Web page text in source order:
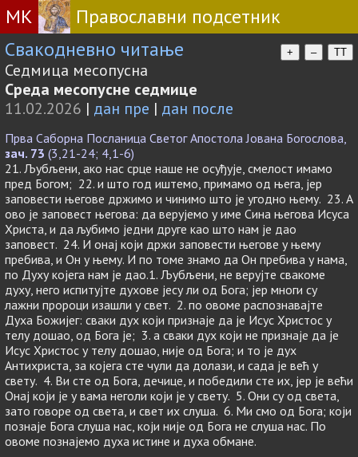
МК
Православни подсетник
Свакодневно читање
+ – TT
Седмица месопусна
Среда месопусне седмице
11.02.2026 | дан пре | дан после
Прва Саборна Посланица Светог Апостола Јована Богослова,
зач. 73 (3,21-24; 4,1-6)
21. Љубљени, ако нас срце наше не осуђује, смелост имамо
пред Богом; 22. и што год иштемо, примамо од њега, јер
заповести његове држимо и чинимо што је угодно њему. 23. А
ово је заповест његова: да верујемо у име Сина његова Исуса
Христа, и да љубимо једни друге као што нам је дао
заповест. 24. И онај који држи заповести његове у њему
пребива, и Он у њему. И по томе знамо да Он пребива у нама,
по Духу којега нам је дао.1. Љубљени, не верујте свакоме
духу, него испитујте духове јесу ли од Бога; јер многи су
лажни пророци изашли у свет. 2. по овоме распознавајте
Духа Божијег: сваки дух који признаје да је Исус Христос у
телу дошао, од Бога је; 3. а сваки дух који не признаје да је
Исус Христос у телу дошао, није од Бога; и то је дух
Антихриста, за којега сте чули да долази, и сада је већ у
свету. 4. Ви сте од Бога, дечице, и победили сте их, јер је већи
Онај који је у вама неголи који је у свету. 5. Они су од света,
зато говоре од света, и свет их слуша. 6. Ми смо од Бога; који
познаје Бога слуша нас, који није од Бога не слуша нас. По
овоме познајемо духа истине и духа обмане.